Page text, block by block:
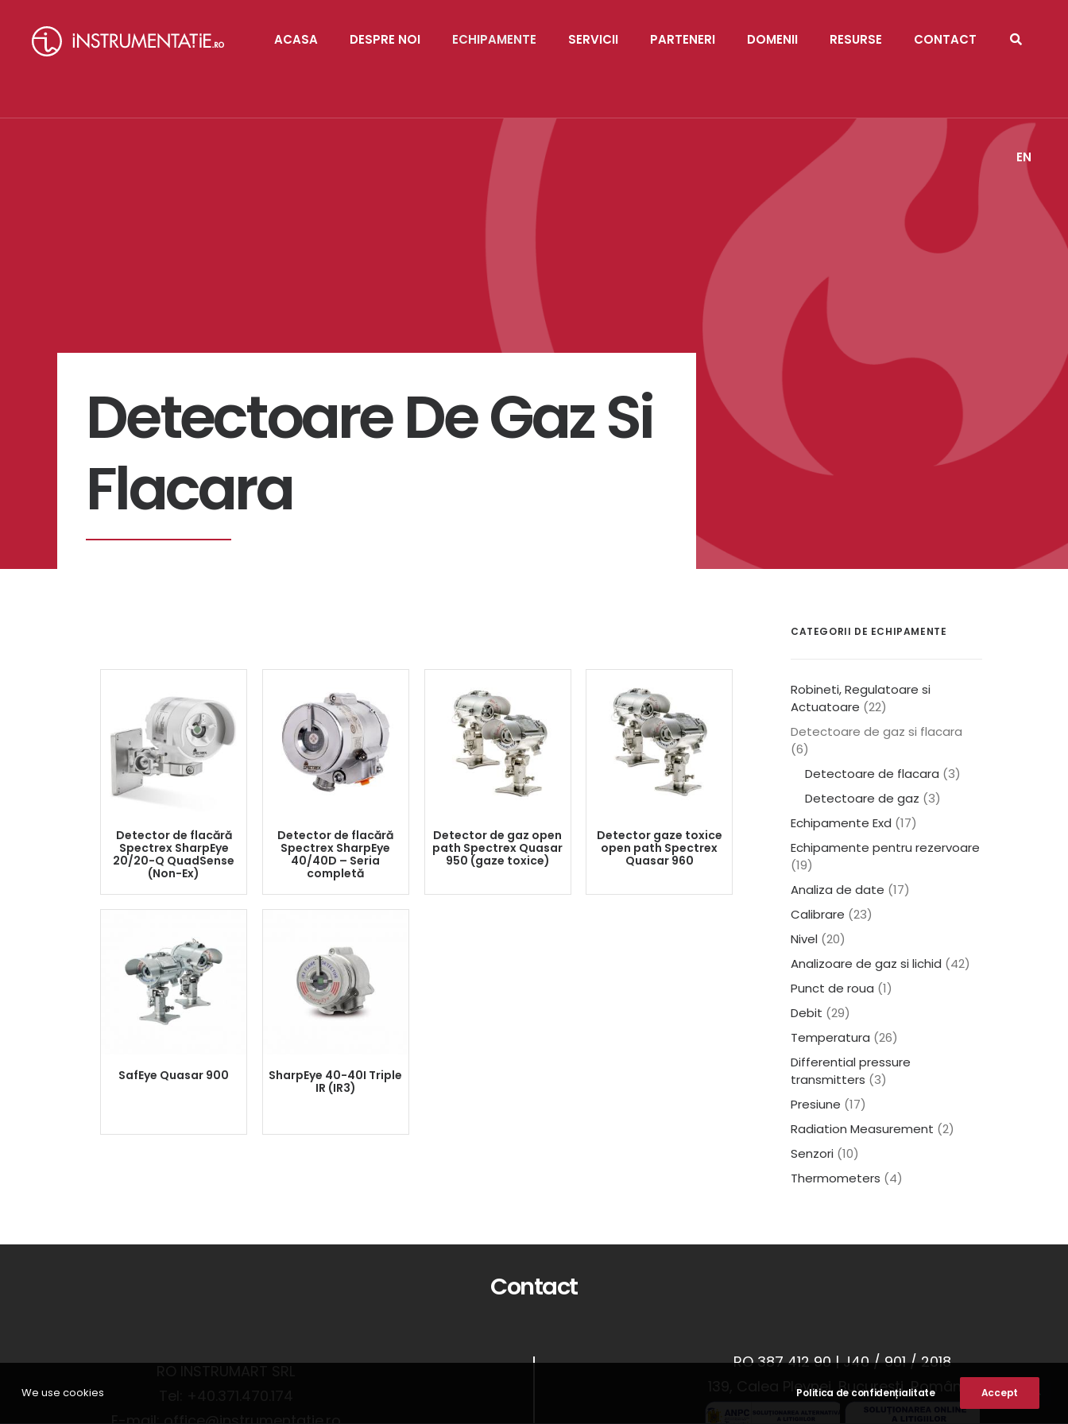
ACASA DESPRE NOI ECHIPAMENTE SERVICII PARTENERI DOMENII RESURSE CONTACT
EN
Detectoare De Gaz Si
Flacara
Detector de flacără
Spectrex SharpEye
20/20-Q QuadSense
(Non-Ex)
Detector de flacără
Spectrex SharpEye
40/40D – Seria
completă
Detector de gaz open
path Spectrex Quasar
950 (gaze toxice)
Detector gaze toxice
open path Spectrex
Quasar 960
SafEye Quasar 900
SharpEye 40-40I Triple
IR (IR3)
CATEGORII DE ECHIPAMENTE
Robineti, Regulatoare si
Actuatoare (22)
Detectoare de gaz si flacara
(6)
Detectoare de flacara (3)
Detectoare de gaz (3)
Echipamente Exd (17)
Echipamente pentru rezervoare
(19)
Analiza de date (17)
Calibrare (23)
Nivel (20)
Analizoare de gaz si lichid (42)
Punct de roua (1)
Debit (29)
Temperatura (26)
Differential pressure
transmitters (3)
Presiune (17)
Radiation Measurement (2)
Senzori (10)
Thermometers (4)
Contact
RO 387 412 90 | J40 / 901 / 2018
139, Calea Plevnei, București, România.
We use cookies Politica de confidențialitate Accept